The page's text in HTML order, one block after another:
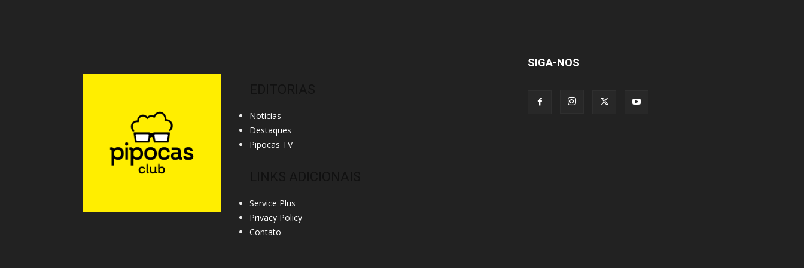
Noticias
Destaques
Pipocas TV
Service Plus
Privacy Policy
Contato
SIGA-NOS